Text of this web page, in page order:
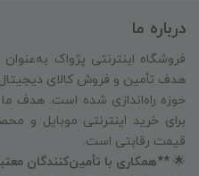
درباره ما
فروشگاه اینترنتی پژواک
هدف تأمین و فروش کالای دیجیتال
حوزه راه‌اندازی شده است. هدف
برای خرید اینترنتی موبایل و
قیمت رقابتی است.
🌟 **همکاری با تأمین‌کنندگان